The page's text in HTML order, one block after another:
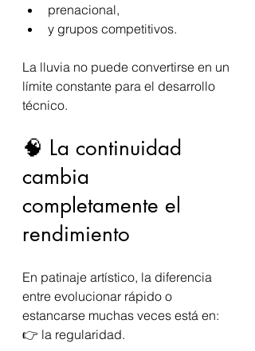
prenacional,
y grupos competitivos.
La lluvia no puede convertirse en un
límite constante para el desarrollo
técnico.
🧠 La continuidad
cambia
completamente el
rendimiento
En patinaje artístico, la diferencia
entre evolucionar rápido o
estancarse muchas veces está en:
👉 la regularidad.